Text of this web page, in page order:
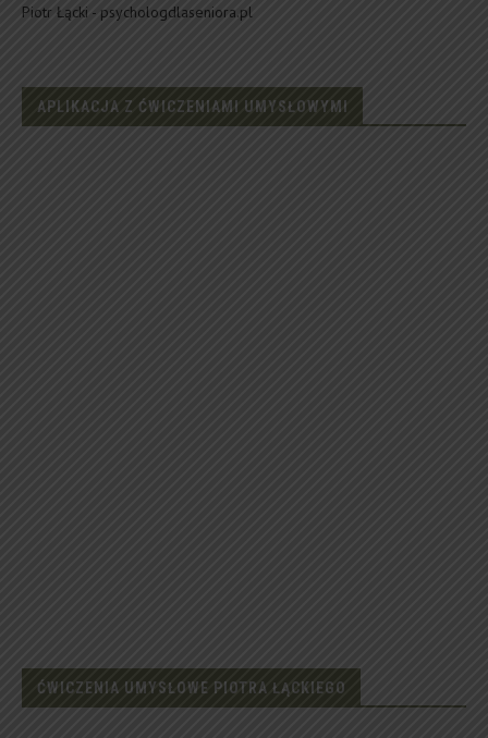
Piotr Łącki - psychologdlaseniora.pl
APLIKACJA Z ĆWICZENIAMI UMYSŁOWYMI
ĆWICZENIA UMYSŁOWE PIOTRA ŁĄCKIEGO